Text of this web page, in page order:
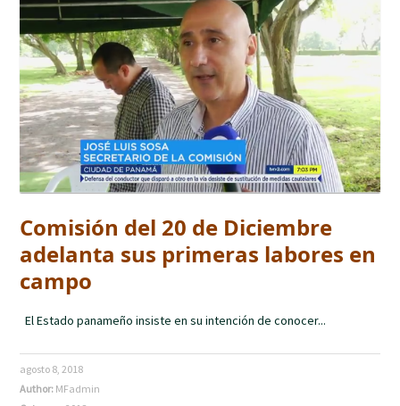
Comisión del 20 de Diciembre
adelanta sus primeras labores en
campo
El Estado panameño insiste en su intención de conocer...
agosto 8, 2018
Author: MFadmin